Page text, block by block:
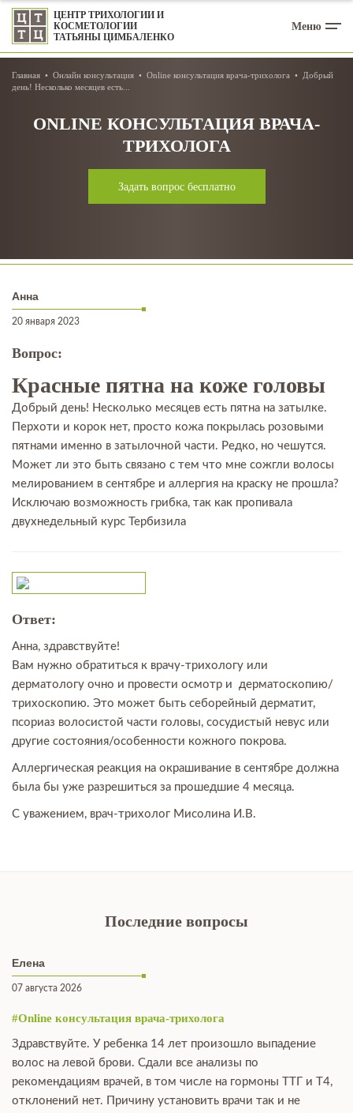
ЦЕНТР ТРИХОЛОГИИ И
КОСМЕТОЛОГИИ
ТАТЬЯНЫ ЦИМБАЛЕНКО
Меню
Главная Онлайн консультация Online консультация врача-трихолога
Добрый
день! Несколько месяцев есть...
ONLINE КОНСУЛЬТАЦИЯ ВРАЧА-
ТРИХОЛОГА
Задать вопрос бесплатно
Анна
20 января 2023
Вопрос:
Красные пятна на коже головы
Добрый день! Несколько месяцев есть пятна на затылке.
Перхоти и корок нет, просто кожа покрылась розовыми
пятнами именно в затылочной части. Редко, но чешутся.
Может ли это быть связано с тем что мне сожгли волосы
мелированием в сентябре и аллергия на краску не прошла?
Исключаю возможность грибка, так как пропивала
двухнедельный курс Тербизила
Ответ:
Анна, здравствуйте!
Вам нужно обратиться к врачу-трихологу или
дерматологу очно и провести осмотр и дерматоскопию/
трихоскопию. Это может быть себорейный дерматит,
псориаз волосистой части головы, сосудистый невус или
другие состояния/особенности кожного покрова.
Аллергическая реакция на окрашивание в сентябре должна
была бы уже разрешиться за прошедшие 4 месяца.
С уважением, врач-трихолог Мисолина И.В.
Последние вопросы
Елена
07 августа 2026
#Online консультация врача-трихолога
Здравствуйте. У ребенка 14 лет произошло выпадение
волос на левой брови. Сдали все анализы по
рекомендациям врачей, в том числе на гормоны ТТГ и Т4,
отклонений нет. Причину установить врачи так и не